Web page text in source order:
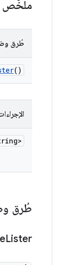
ملخّص
طُرق
()
طُرق
Lister